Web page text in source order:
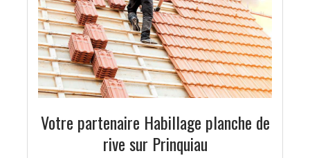
Votre partenaire Habillage planche de
rive sur Prinquiau